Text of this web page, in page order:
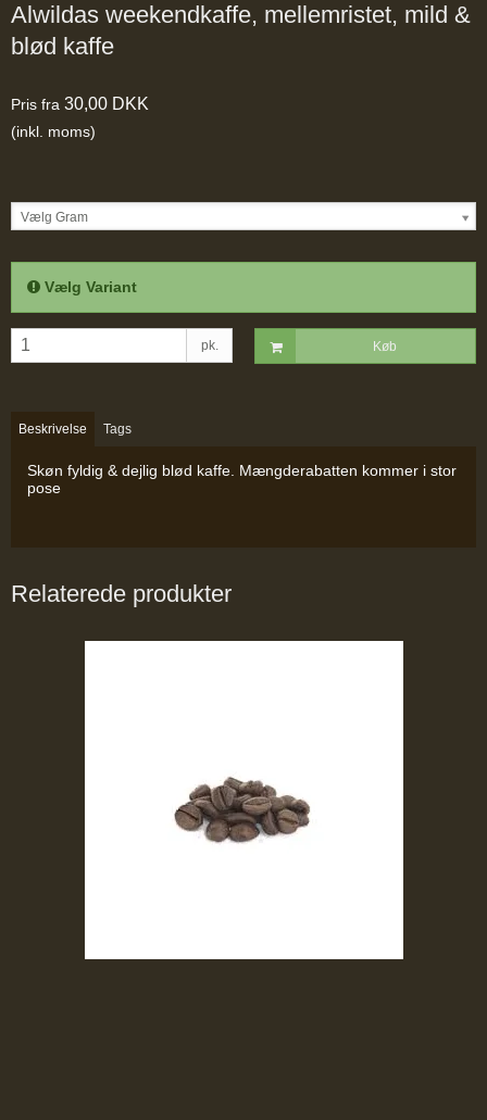
Alwildas weekendkaffe, mellemristet, mild &
blød kaffe
Pris fra 30,00 DKK
(inkl. moms)
Vælg Gram
Vælg Variant
pk. Køb
Beskrivelse Tags
Skøn fyldig & dejlig blød kaffe. Mængderabatten kommer i stor
pose
Relaterede produkter